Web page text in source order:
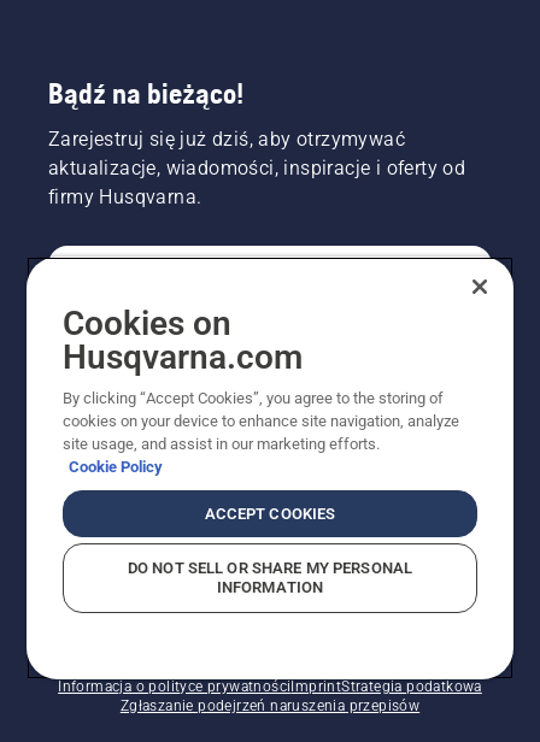
Bądź na bieżąco!
Zarejestruj się już dziś, aby otrzymywać
aktualizacje, wiadomości, inspiracje i oferty od
firmy Husqvarna.
PROFESJONALISTA
Informacja o polityce prywatnościImprintStrategia podatkowa
Zgłaszanie podejrzeń naruszenia przepisów
Cookies on
Husqvarna.com
By clicking “Accept Cookies”, you agree to the storing of
cookies on your device to enhance site navigation, analyze
site usage, and assist in our marketing efforts.
Cookie Policy
ACCEPT COOKIES
DO NOT SELL OR SHARE MY PERSONAL
INFORMATION